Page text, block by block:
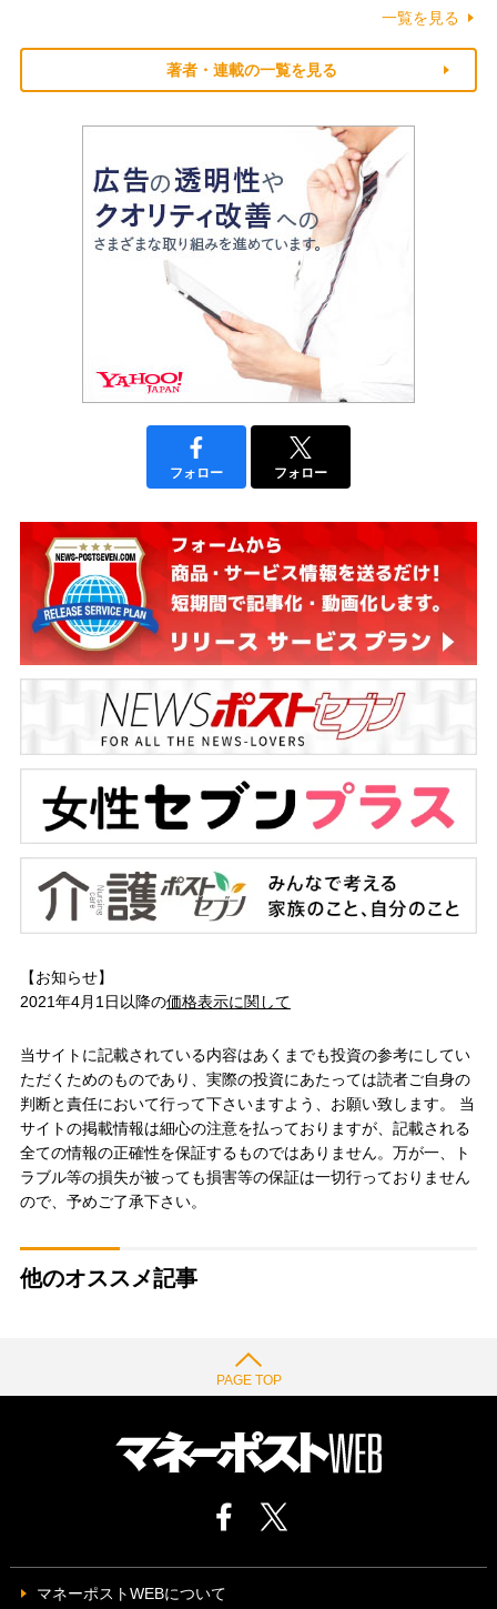
一覧を見る
著者・連載の一覧を見る
フォロー フォロー
【お知らせ】
2021年4月1日以降の価格表示に関して
当サイトに記載されている内容はあくまでも投資の参考にしてい
ただくためのものであり、実際の投資にあたっては読者ご自身の
判断と責任において行って下さいますよう、お願い致します。 当
サイトの掲載情報は細心の注意を払っておりますが、記載される
全ての情報の正確性を保証するものではありません。万が一、ト
ラブル等の損失が被っても損害等の保証は一切行っておりません
ので、予めご了承下さい。
他のオススメ記事
PAGE TOP
マネーポストWEBについて